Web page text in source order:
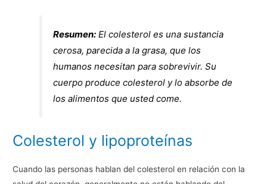
Resumen: El colesterol es una sustancia
cerosa, parecida a la grasa, que los
humanos necesitan para sobrevivir. Su
cuerpo produce colesterol y lo absorbe de
los alimentos que usted come.
Colesterol y lipoproteínas
Cuando las personas hablan del colesterol en relación con la